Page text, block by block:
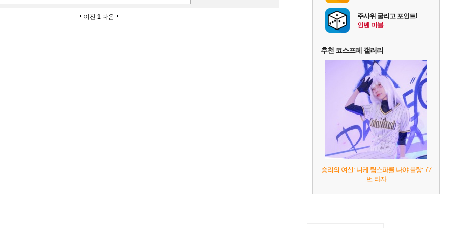
이전 1 다음
주사위 굴리고 포인트!
인벤 마블
추천 코스프레 갤러리
승리의 여신: 니케 팀스파클-나야 블랑: 77
번 타자